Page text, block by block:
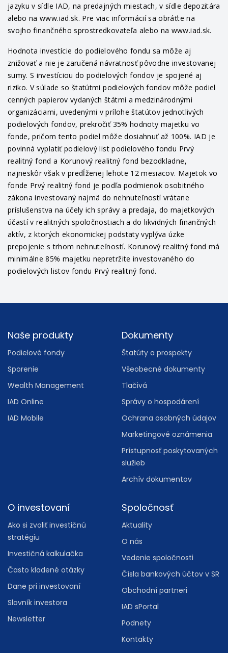
jazyku v sídle IAD, na predajných miestach, v sídle depozitára
alebo na www.iad.sk. Pre viac informácií sa obráťte na
svojho finančného sprostredkovateľa alebo na www.iad.sk.
Hodnota investície do podielového fondu sa môže aj
znižovať a nie je zaručená návratnosť pôvodne investovanej
sumy. S investíciou do podielových fondov je spojené aj
riziko. V súlade so štatútmi podielových fondov môže podiel
cenných papierov vydaných štátmi a medzinárodnými
organizáciami, uvedenými v prílohe štatútov jednotlivých
podielových fondov, prekročiť 35% hodnoty majetku vo
fonde, pričom tento podiel môže dosiahnuť až 100%. IAD je
povinná vyplatiť podielový list podielového fondu Prvý
realitný fond a Korunový realitný fond bezodkladne,
najneskôr však v predĺženej lehote 12 mesiacov. Majetok vo
fonde Prvý realitný fond je podľa podmienok osobitného
zákona investovaný najmä do nehnuteľností vrátane
príslušenstva na účely ich správy a predaja, do majetkových
účastí v realitných spoločnostiach a do likvidných finančných
aktív, z ktorých ekonomickej podstaty vyplýva úzke
prepojenie s trhom nehnuteľností. Korunový realitný fond má
minimálne 85% majetku nepretržite investovaného do
podielových listov fondu Prvý realitný fond.
Footer
Naše produkty
Podielové fondy
Sporenie
Wealth Management
IAD Online
IAD Mobile
Dokumenty
Štatúty a prospekty
Všeobecné dokumenty
Tlačivá
Správy o hospodárení
Ochrana osobných údajov
Marketingové oznámenia
Prístupnosť poskytovaných
služieb
Archív dokumentov
O investovaní
Ako si zvoliť investičnú
stratégiu
Investičná kalkulačka
Často kladené otázky
Dane pri investovaní
Slovník investora
Newsletter
Spoločnosť
Aktuality
O nás
Vedenie spoločnosti
Čísla bankových účtov v SR
Obchodní partneri
IAD sPortal
Podnety
Kontakty